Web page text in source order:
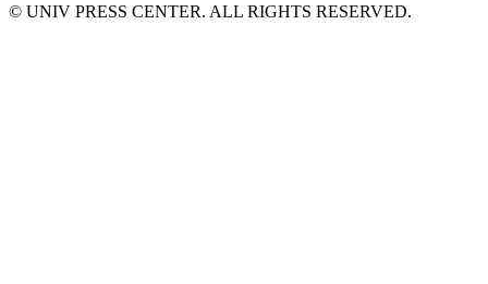
© UNIV PRESS CENTER. ALL RIGHTS RESERVED.